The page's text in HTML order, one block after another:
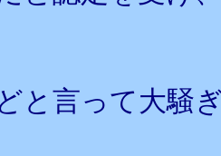
と言って大騒